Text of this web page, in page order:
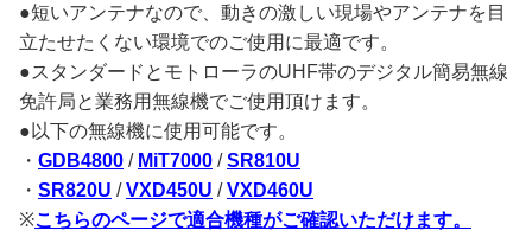
●短いアンテナなので、動きの激しい現場やアンテナを目
立たせたくない環境でのご使用に最適です。
●スタンダードとモトローラのUHF帯のデジタル簡易無線
免許局と業務用無線機でご使用頂けます。
●以下の無線機に使用可能です。
・ GDB4800 / MiT7000 /SR810U
・ SR820U /VXD450U /VXD460U
※こちらのページで適合機種がご確認いただけます。